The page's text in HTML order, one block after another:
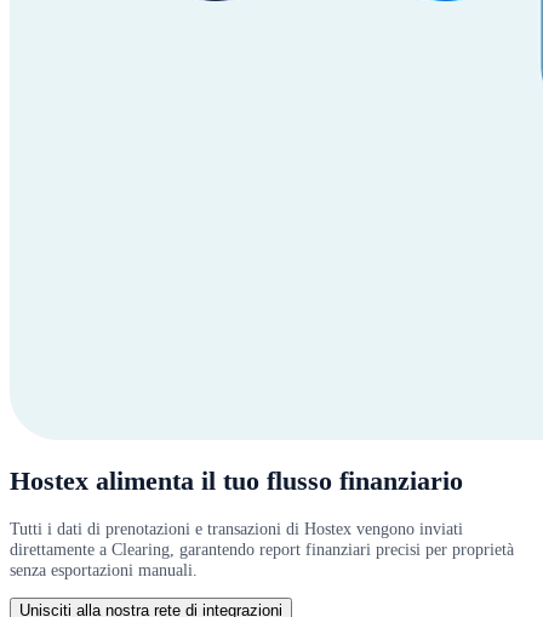
Hostex alimenta il tuo flusso finanziario
Tutti i dati di prenotazioni e transazioni di Hostex vengono inviati
direttamente a Clearing, garantendo report finanziari precisi per proprietà
senza esportazioni manuali.
Unisciti alla nostra rete di integrazioni